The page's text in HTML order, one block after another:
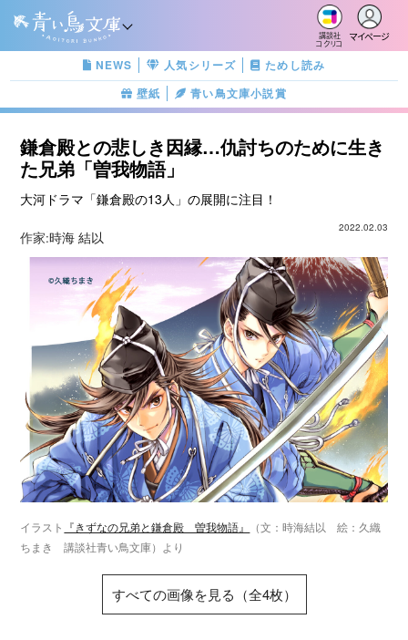
講談社
コクリコ
マイページ
NEWS 人気シリーズ
ためし読み
壁紙
青い鳥文庫小説賞
鎌倉殿との悲しき因縁…仇討ちのために生き
た兄弟「曽我物語」
大河ドラマ「鎌倉殿の13人」の展開に注目！
2022.02.03
作家:時海 結以
イラスト 『きずなの兄弟と鎌倉殿 曽我物語』
（文：時海結以 絵：久織
ちまき 講談社青い鳥文庫）より
すべての画像を見る（全4枚）